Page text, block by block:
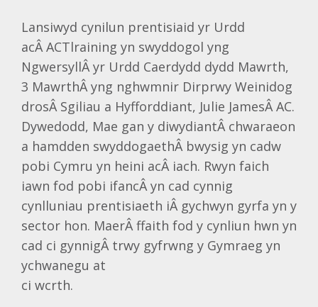
Lansiwyd cynilun prentisiaid yr Urdd
acÂ ACTlraining yn swyddogol yng
NgwersyllÂ yr Urdd Caerdydd dydd Mawrth,
3 MawrthÂ yng nghwmnir Dirprwy Weinidog
drosÂ Sgiliau a Hyfforddiant, Julie JamesÂ AC.
Dywedodd, Mae gan y diwydiantÂ chwaraeon
a hamdden swyddogaethÂ bwysig yn cadw
pobi Cymru yn heini acÂ iach. Rwyn faich
iawn fod pobi ifancÂ yn cad cynnig
cynlluniau prentisiaeth iÂ gychwyn gyrfa yn y
sector hon. MaerÂ ffaith fod y cynliun hwn yn
cad ci gynnigÂ trwy gyfrwng y Gymraeg yn
ychwanegu at
ci wcrth.